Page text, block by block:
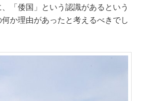
「倭国」という認識があるという
か理由があったと考えるべきでし